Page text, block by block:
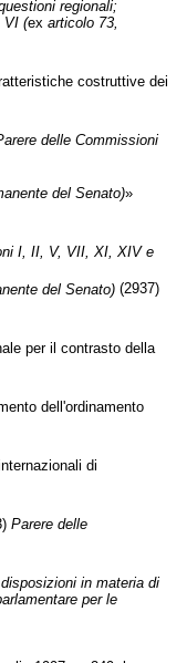
regionali;
VI (ex articolo 73,
costruttive dei
delle Commissioni
del Senato)»
I, II, V, VII, XI, XIV e
del Senato)(2937)
per il contrasto della
dell'ordinamento
di
Parere delle
in materia di
per le